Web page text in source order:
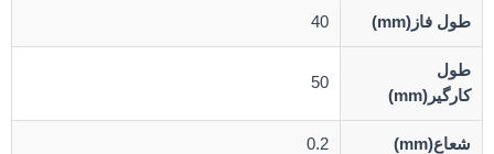
طول فاز(mm) 40
طول
کارگیر(mm)
50
شعاع(mm) 0.2